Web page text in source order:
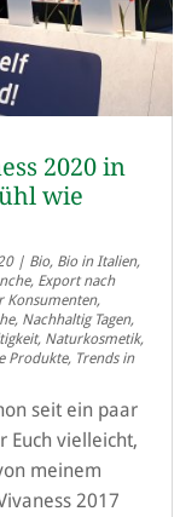
2020 in
wie
| Bio, Bio in Italien,
, Export nach
Konsumenten,
, Nachhaltig Tagen,
, Naturkosmetik,
Produkte, Trends in
seit ein paar
Euch vielleicht,
meinem
2017